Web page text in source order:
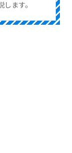
ます。